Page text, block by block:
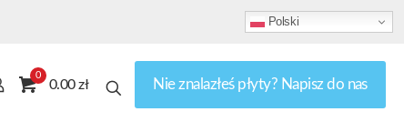
Polski
0
0.00 zł Nie znalazłeś płyty? Napisz do nas